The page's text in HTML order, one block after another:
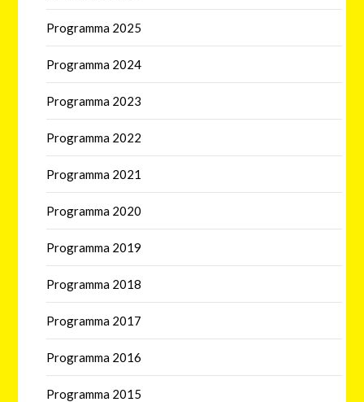
Programma 2025
Programma 2024
Programma 2023
Programma 2022
Programma 2021
Programma 2020
Programma 2019
Programma 2018
Programma 2017
Programma 2016
Programma 2015